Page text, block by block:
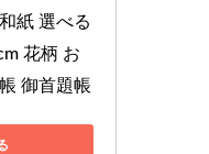
紙 選べる
花柄 お
御首題帳